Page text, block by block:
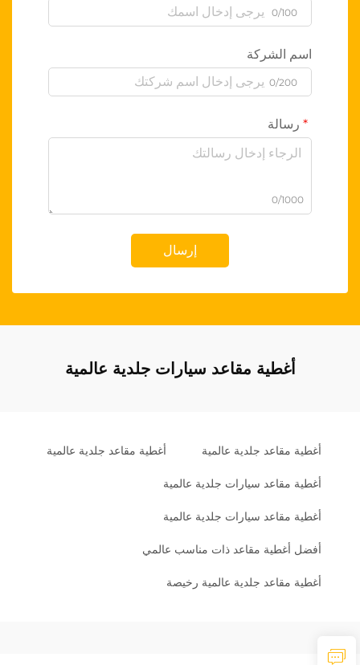
0/100
اسم الشركة
0/200
رسالة
0/1000
إرسال
أغطية مقاعد سيارات جلدية عالمية
أغطية مقاعد جلدية عالمية أغطية مقاعد جلدية عالمية
أغطية مقاعد سيارات جلدية عالمية
أغطية مقاعد سيارات جلدية عالمية
أفضل أغطية مقاعد ذات مناسب عالمي
أغطية مقاعد جلدية عالمية رخيصة